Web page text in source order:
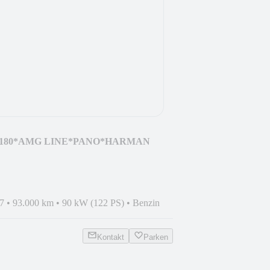
180*AMG LINE*PANO*HARMAN
• 93.000 km • 90 kW (122 PS) • Benzin
Kontakt Parken